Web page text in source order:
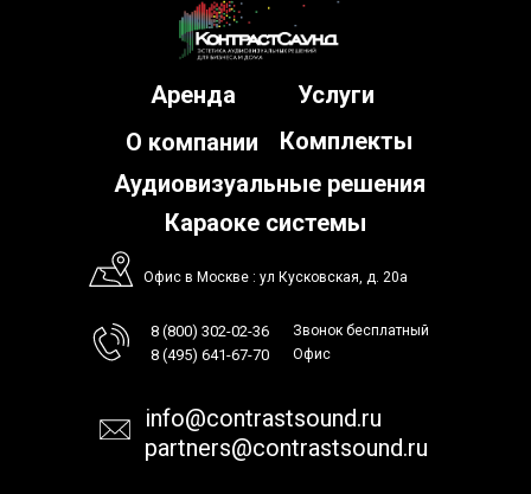
Комплекты
Услуги
Аудиовизуальные решения
Офис в Москве : ул Кусковская, д. 20а
8 (800) 302-02-36 Звонок бесплатный
8 (495) 641-67-70 Офис
info@contrastsound.ru
partners@contrastsound.ru
О компании
Аренда
Караоке системы